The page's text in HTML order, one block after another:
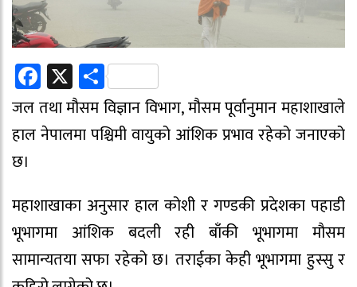
Facebook
X Share
जल तथा मौसम विज्ञान विभाग, मौसम पूर्वानुमान महाशाखाले
हाल नेपालमा पश्चिमी वायुको आंशिक प्रभाव रहेको जनाएको
छ।
महाशाखाका अनुसार हाल कोशी र गण्डकी प्रदेशका पहाडी
भूभागमा आंशिक बदली रही बाँकी भूभागमा मौसम
सामान्यतया सफा रहेको छ। तराईका केही भूभागमा हुस्सु र